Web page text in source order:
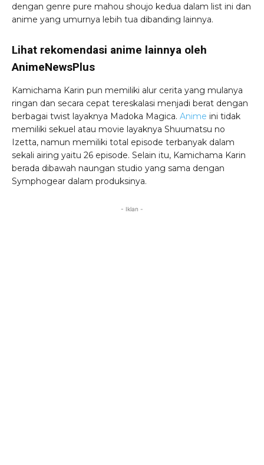
dengan genre pure mahou shoujo kedua dalam list ini dan
anime yang umurnya lebih tua dibanding lainnya.
Lihat rekomendasi anime lainnya oleh
AnimeNewsPlus
Kamichama Karin pun memiliki alur cerita yang mulanya
ringan dan secara cepat tereskalasi menjadi berat dengan
berbagai twist layaknya Madoka Magica. Anime ini tidak
memiliki sekuel atau movie layaknya Shuumatsu no
Izetta, namun memiliki total episode terbanyak dalam
sekali airing yaitu 26 episode. Selain itu, Kamichama Karin
berada dibawah naungan studio yang sama dengan
Symphogear dalam produksinya.
- Iklan -